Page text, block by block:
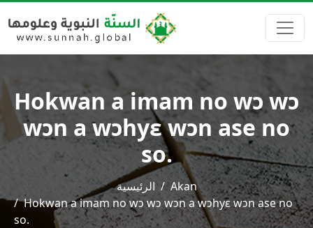
Hokwan a imam no wɔ wɔ
wɔn a wɔhyɛ wɔn ase no
so.
الرئيسية
Akan
Hokwan a imam no wɔ wɔ wɔn a wɔhyɛ wɔn ase no
so.